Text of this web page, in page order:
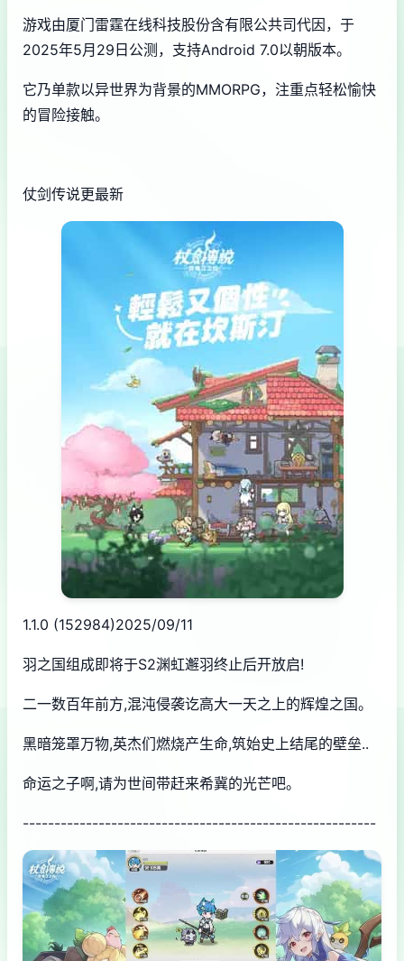
游戏由厦门雷霆在线科技股份含有限公共司代因，于
2025年5月29日公测，支持Android 7.0以朝版本。
它乃单款以异世界为背景的MMORPG，注重点轻松愉快
的冒险接触。
仗剑传说更最新
1.1.0 (152984)2025/09/11
羽之国组成即将于S2渊虹邂羽终止后开放启!
二一数百年前方,混沌侵袭讫高大一天之上的辉煌之国。
黑暗笼罩万物,英杰们燃烧产生命,筑始史上结尾的壁垒..
命运之子啊,请为世间带赶来希冀的光芒吧。
--------------------------------------------------------